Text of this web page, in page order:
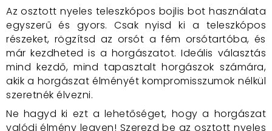
Az osztott nyeles teleszkópos bojlis bot használata
egyszerű és gyors. Csak nyisd ki a teleszkópos
részeket, rögzítsd az orsót a fém orsótartóba, és
már kezdheted is a horgászatot. Ideális választás
mind kezdő, mind tapasztalt horgászok számára,
akik a horgászat élményét kompromisszumok nélkül
szeretnék élvezni.
Ne hagyd ki ezt a lehetőséget, hogy a horgászat
valódi élmény legyen! Szerezd be az osztott nyeles